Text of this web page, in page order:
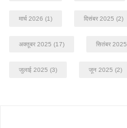
मार्च 2026 (1) दिसंबर 2025 (2)
अक्तूबर 2025 (17) सितंबर 2025
जुलाई 2025 (3) जून 2025 (2)